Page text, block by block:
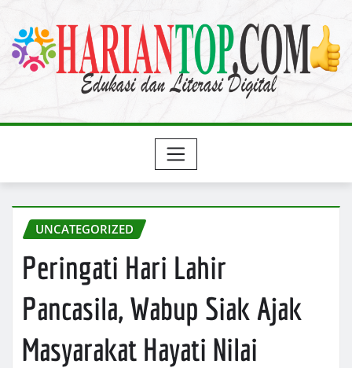
content
UNCATEGORIZED
Peringati Hari Lahir
Pancasila, Wabup Siak Ajak
Masyarakat Hayati Nilai